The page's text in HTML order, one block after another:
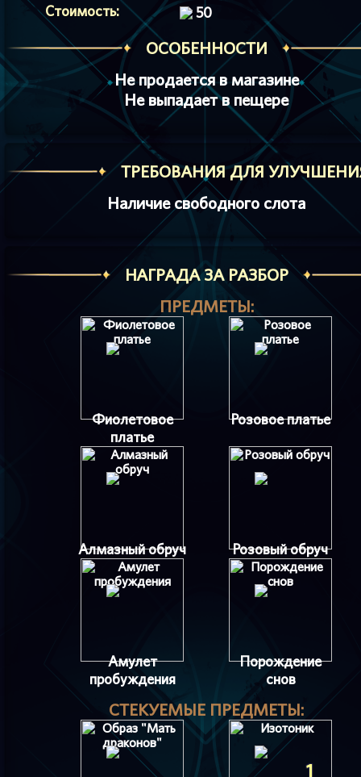
Стоимость: 50
ОСОБЕННОСТИ
Не продается в магазине
Не выпадает в пещере
ТРЕБОВАНИЯ ДЛЯ
Наличие свободного слота
НАГРАДА ЗА РАЗБОР
ПРЕДМЕТЫ:
Фиолетовое
платье
Розовое платье
Алмазный обруч Розовый обруч
Амулет
пробуждения
Порождение
снов
СТЕКУЕМЫЕ ПРЕДМЕТЫ:
1